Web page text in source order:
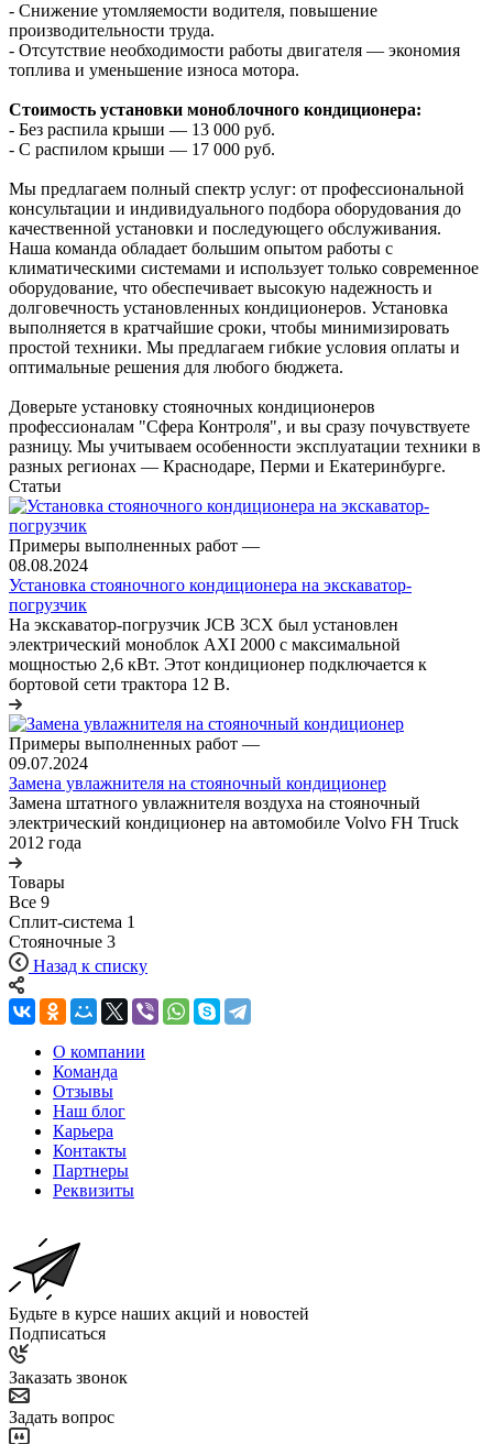
- Снижение утомляемости водителя, повышение
производительности труда.
- Отсутствие необходимости работы двигателя — экономия
топлива и уменьшение износа мотора.
Стоимость установки моноблочного кондиционера:
- Без распила крыши — 13 000 руб.
- С распилом крыши — 17 000 руб.
Мы предлагаем полный спектр услуг: от профессиональной
консультации и индивидуального подбора оборудования до
качественной установки и последующего обслуживания.
Наша команда обладает большим опытом работы с
климатическими системами и использует только современное
оборудование, что обеспечивает высокую надежность и
долговечность установленных кондиционеров. Установка
выполняется в кратчайшие сроки, чтобы минимизировать
простой техники. Мы предлагаем гибкие условия оплаты и
оптимальные решения для любого бюджета.
Доверьте установку стояночных кондиционеров
профессионалам "Сфера Контроля", и вы сразу почувствуете
разницу. Мы учитываем особенности эксплуатации техники в
разных регионах — Краснодаре, Перми и Екатеринбурге.
Статьи
Примеры выполненных работ —
08.08.2024
Установка стояночного кондиционера на экскаватор-
погрузчик
На экскаватор-погрузчик JCB 3CX был установлен
электрический моноблок AXI 2000 с максимальной
мощностью 2,6 кВт. Этот кондиционер подключается к
бортовой сети трактора 12 В.
Примеры выполненных работ —
09.07.2024
Замена увлажнителя на стояночный кондиционер
Замена штатного увлажнителя воздуха на стояночный
электрический кондиционер на автомобиле Volvo FH Truck
2012 года
Товары
Все 9
Сплит-система 1
Стояночные 3
Назад к списку
О компании
Команда
Отзывы
Наш блог
Карьера
Контакты
Партнеры
Реквизиты
Будьте в курсе наших акций и новостей
Подписаться
Заказать звонок
Задать вопрос